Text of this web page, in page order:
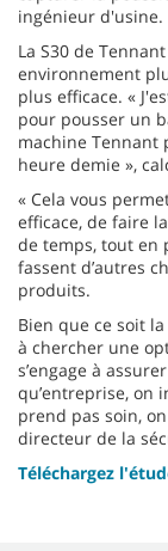
ingénieur d'usine.
La S30 de
environnement
plus efficace. «
pour pousser un
machine Tennant
heure demie »,
« Cela vous
efficace, de faire
de temps, tout en
fassent d’autres
produits.
Bien que ce soit
à chercher une
s’engage à
qu’entreprise, on
prend pas soin,
directeur de la
Téléchargez